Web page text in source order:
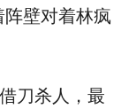
阵壁对着林疯
刀杀人，最